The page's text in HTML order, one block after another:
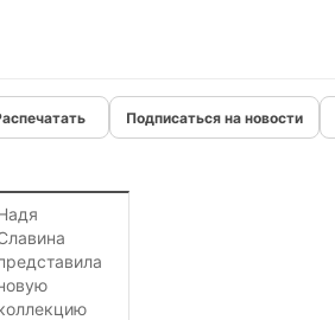
Подписаться на новости